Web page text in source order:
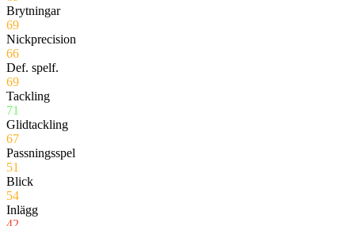
Brytningar
69
Nickprecision
66
Def. spelf.
69
Tackling
71
Glidtackling
67
Passningsspel
51
Blick
54
Inlägg